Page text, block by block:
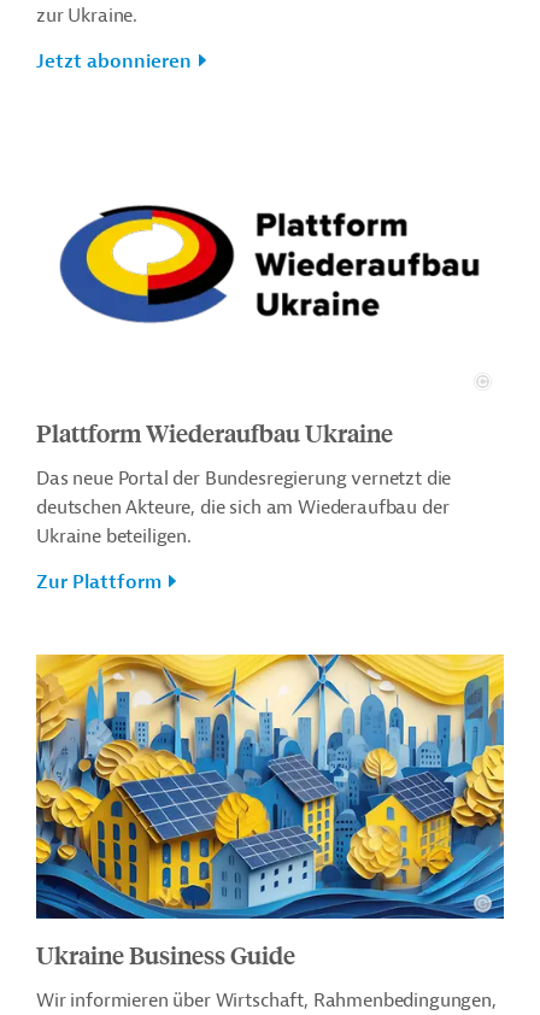
zur Ukraine.
Jetzt abonnieren
Plattform Wiederaufbau Ukraine
Das neue Portal der Bundesregierung vernetzt die
deutschen Akteure, die sich am Wiederaufbau der
Ukraine beteiligen.
Zur Plattform
Ukraine Business Guide
Wir informieren über Wirtschaft, Rahmenbedingungen,